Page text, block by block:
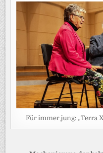
Für immer jung: „Terra